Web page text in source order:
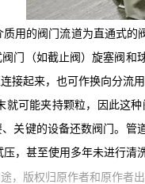
用的阀门流道为直通式的
门（如截止阀）旋塞阀
接起来，也可作换向分流
就可能夹持颗粒，因此这
关键的设备还数阀门。
，甚至使用多年未进行
，版权归原作者和原作者